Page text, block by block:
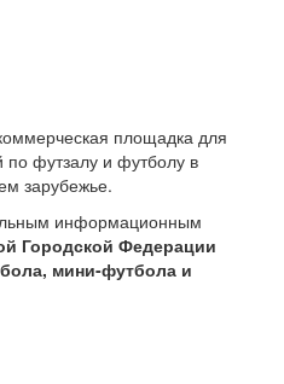
площадка для
футзалу и футболу в
зарубежье.
информационным
Городской Федерации
мини-футбола и